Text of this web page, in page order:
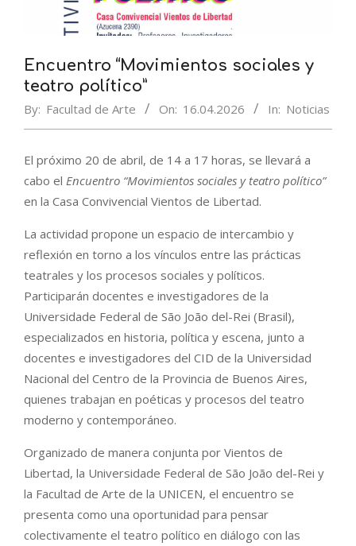
Encuentro “Movimientos sociales y
teatro político”
By: Facultad de Arte On: 16.04.2026 In: Noticias
El próximo 20 de abril, de 14 a 17 horas, se llevará a
cabo el Encuentro “Movimientos sociales y teatro político”
en la Casa Convivencial Vientos de Libertad.
La actividad propone un espacio de intercambio y
reflexión en torno a los vínculos entre las prácticas
teatrales y los procesos sociales y políticos.
Participarán docentes e investigadores de la
Universidade Federal de São João del-Rei (Brasil),
especializados en historia, política y escena, junto a
docentes e investigadores del CID de la Universidad
Nacional del Centro de la Provincia de Buenos Aires,
quienes trabajan en poéticas y procesos del teatro
moderno y contemporáneo.
Organizado de manera conjunta por Vientos de
Libertad, la Universidade Federal de São João del-Rei y
la Facultad de Arte de la UNICEN, el encuentro se
presenta como una oportunidad para pensar
colectivamente el teatro político en diálogo con las